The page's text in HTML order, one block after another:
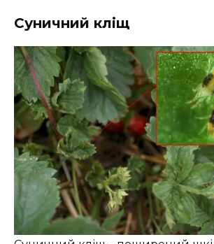
Суничний кліщ